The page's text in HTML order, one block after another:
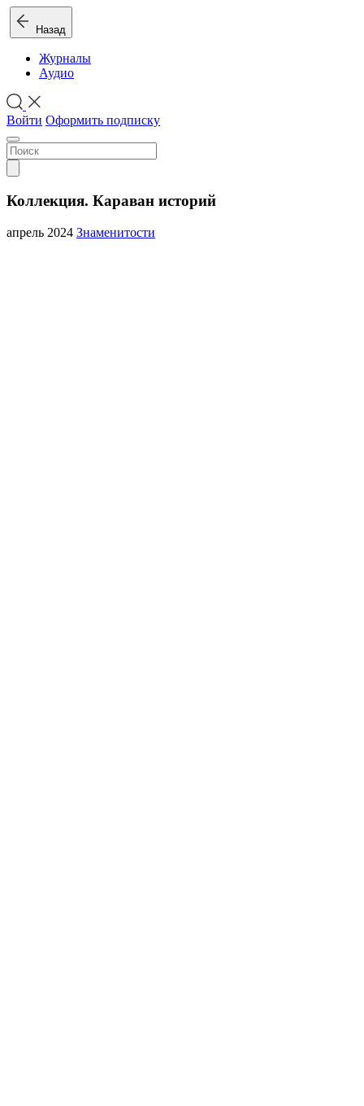
Назад
Журналы
Аудио
Войти Оформить подписку
Коллекция. Караван историй
апрель 2024 Знаменитости